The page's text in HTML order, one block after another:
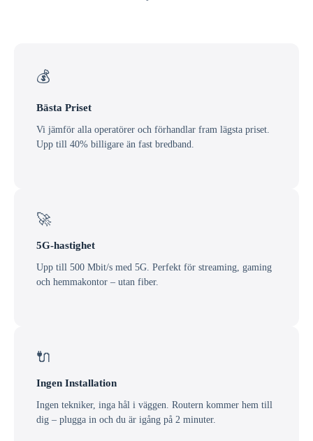
💰
Bästa Priset
Vi jämför alla operatörer och förhandlar fram lägsta priset.
Upp till 40% billigare än fast bredband.
🚀
5G-hastighet
Upp till 500 Mbit/s med 5G. Perfekt för streaming, gaming
och hemmakontor – utan fiber.
🔌
Ingen Installation
Ingen tekniker, inga hål i väggen. Routern kommer hem till
dig – plugga in och du är igång på 2 minuter.